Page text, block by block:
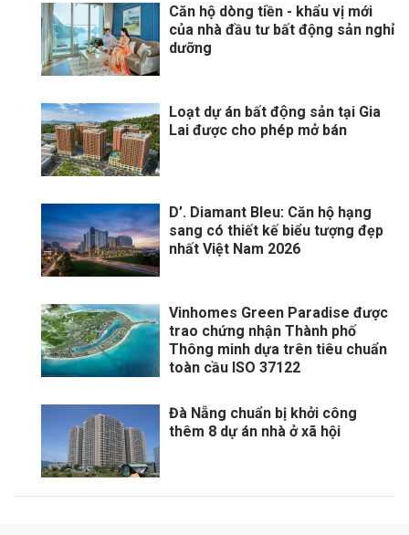
Căn hộ dòng tiền - khẩu vị mới
của nhà đầu tư bất động sản nghỉ
dưỡng
Loạt dự án bất động sản tại Gia
Lai được cho phép mở bán
D’. Diamant Bleu: Căn hộ hạng
sang có thiết kế biểu tượng đẹp
nhất Việt Nam 2026
Vinhomes Green Paradise được
trao chứng nhận Thành phố
Thông minh dựa trên tiêu chuẩn
toàn cầu ISO 37122
Đà Nẵng chuẩn bị khởi công
thêm 8 dự án nhà ở xã hội